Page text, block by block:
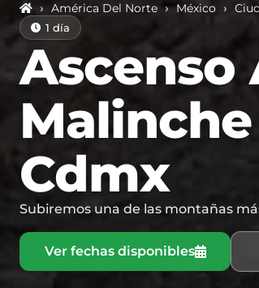
› América Del Norte › México ›
1 día
Ascenso
Cdmx
Subiremos una de las montañas
Ver fechas disponibles